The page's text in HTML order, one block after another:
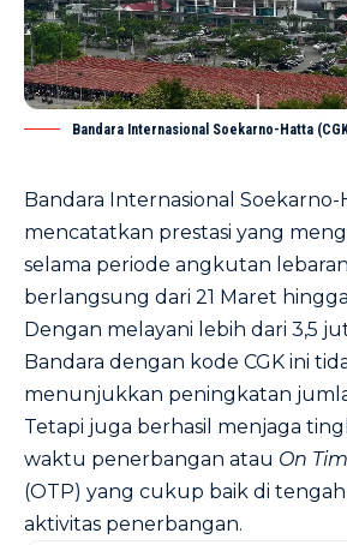
Bandara Internasional Soekarno-Hatta
Bandara Internasional Soekarno-
mencatatkan prestasi yang
selama periode angkutan lebaran
berlangsung dari 21 Maret hingga
Dengan melayani lebih dari 3,5
Bandara dengan kode CGK ini
menunjukkan peningkatan
Tetapi juga berhasil menjaga
waktu penerbangan atau On
(OTP) yang cukup baik di
aktivitas penerbangan.